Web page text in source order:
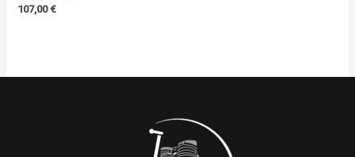
Note
5.00
107,00€